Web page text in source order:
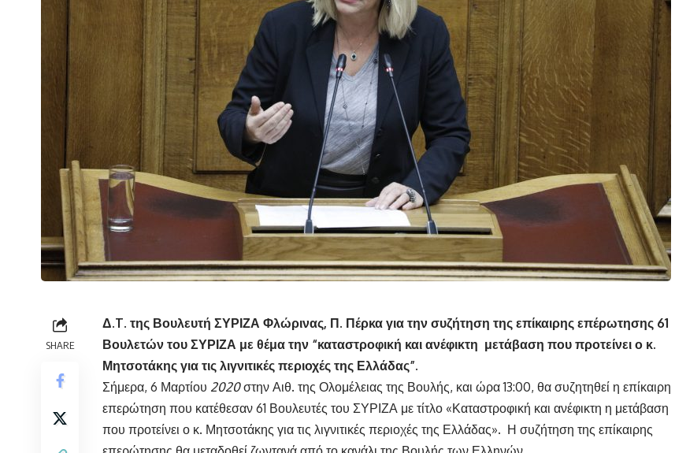
SHARE
Δ.T. της Βουλευτή ΣΥΡΙΖΑ Φλώρινας, Π. Πέρκα για την συζήτηση της επίκαιρης επέρωτησης 61
Βουλετών του ΣΥΡΙΖΑ με θέμα την “καταστροφική και ανέφικτη μετάβαση που προτείνει ο κ.
Μητσοτάκης για τις λιγνιτικές περιοχές της Ελλάδας”.
Σήμερα, 6 Μαρτίου 2020στην Αιθ. της Ολομέλειας της Βουλής, και ώρα 13:00, θα συζητηθεί η επίκαιρη
επερώτηση που κατέθεσαν 61 Βουλευτές του ΣΥΡΙΖΑ με τίτλο «Καταστροφική και ανέφικτη η μετάβαση
που προτείνει ο κ. Μητσοτάκης για τις λιγνιτικές περιοχές της Ελλάδας». Η συζήτηση της επίκαιρης